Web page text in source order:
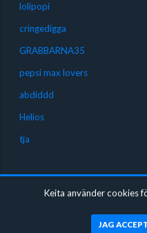
lolipopi
cringedigga
GRABBARNA35
pepsi max lovers
abdiddd
Helios
tja
SOLO
Gudn har ännu inte spelat
Keita använder cookies
JAG